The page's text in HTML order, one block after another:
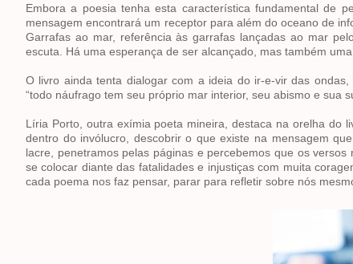
Embora a poesia tenha esta característica fundamental de
mensagem encontrará um receptor para além do oceano de
Garrafas ao mar, referência às garrafas lançadas ao mar
escuta. Há uma esperança de ser alcançado, mas também
O livro ainda tenta dialogar com a ideia do ir-e-vir das
“todo náufrago tem seu próprio mar interior, seu abismo e sua
Líria Porto, outra exímia poeta mineira, destaca na orelha do
dentro do invólucro, descobrir o que existe na mensagem
lacre, penetramos pelas páginas e percebemos que os
se colocar diante das fatalidades e injustiças com muita
cada poema nos faz pensar, parar para refletir sobre nós